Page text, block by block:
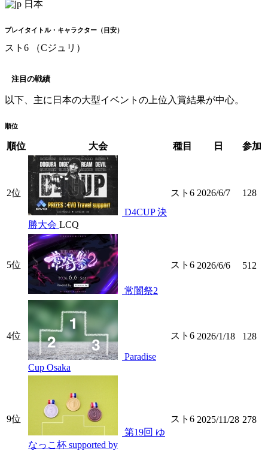
日本
プレイタイトル・キャラクター（目安）
スト6 （Cジュリ）
注目の戦績
以下、主に日本の大型イベントの上位入賞結果が中心。
順位
順位 大会 種目 日 参加
2位
D4CUP 決
勝大会 LCQ
スト6 2026/6/7 128
5位
常闇祭2
スト6 2026/6/6 512
4位
Paradise
Cup Osaka
スト6 2026/1/18 128
9位
第19回 ゆ
なっこ杯 supported by
スト6 2025/11/28 278